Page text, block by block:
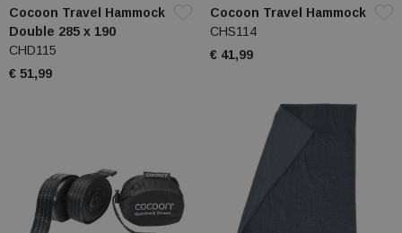
Cocoon Travel Hammock
Double 285 x 190
CHD115
€ 51,99
Cocoon Travel Hammock
CHS114
€ 41,99